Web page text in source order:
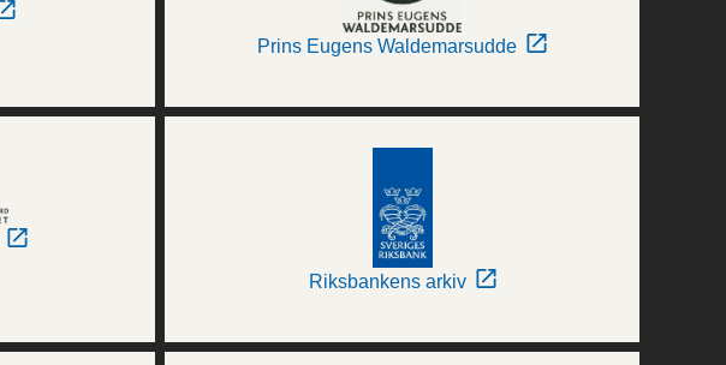
Prins Eugens Waldemarsudde
Riksbankens arkiv